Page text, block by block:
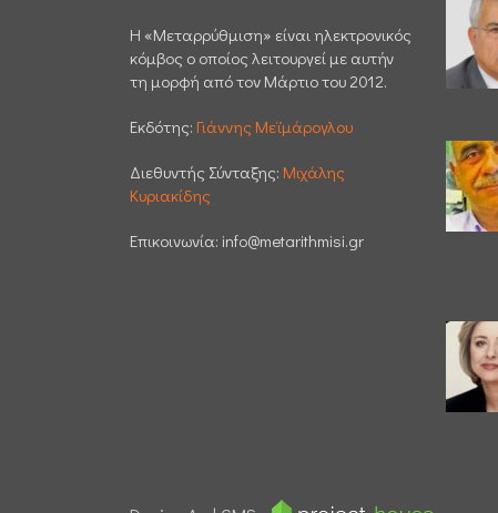
H «Μεταρρύθμιση» είναι ηλεκτρονικός
κόμβος ο οποίος λειτουργεί με αυτήν
τη μορφή από τον Μάρτιο του 2012.
Εκδότης: Γιάννης Μεϊμάρογλου
Διεθυντής Σύνταξης: Μιχάλης
Κυριακίδης
Επικοινωνία: info@metarithmisi.gr